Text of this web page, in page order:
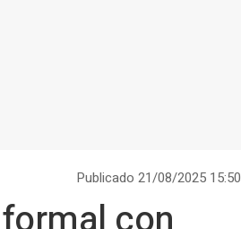
Publicado 21/08/2025 15:50